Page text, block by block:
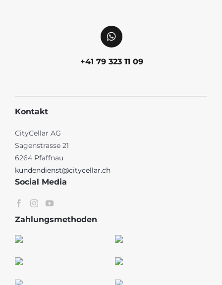
+41 79 323 11 09
Kontakt
CityCellar AG
Sagenstrasse 21
6264 Pfaffnau
kundendienst@citycellar.ch
Social Media
Zahlungsmethoden